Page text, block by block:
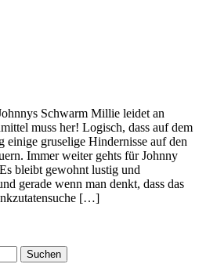
Schwarm Millie leidet an
muss her! Logisch, dass auf dem
einige gruselige Hindernisse auf den
Immer weiter gehts für Johnny
bleibt gewohnt lustig und
gerade wenn man denkt, dass das
[…]